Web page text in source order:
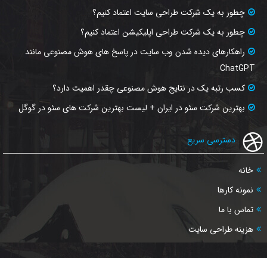
چطور به یک شرکت طراحی سایت اعتماد کنیم؟
چطور به یک شرکت طراحی اپلیکیشن اعتماد کنیم؟
راهکارهای دیده شدن وب‌ سایت در پاسخ‌ های هوش مصنوعی مانند
ChatGPT
کسب رتبه یک در نتایج هوش مصنوعی چقدر اهمیت دارد؟
بهترین شرکت سئو در ایران + لیست بهترین شرکت های سئو در گوگل
دسترسی سریع
خانه
نمونه کارها
تماس با ما
هزینه طراحی سایت